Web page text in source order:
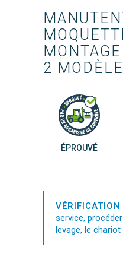
2
ÉPROUVÉ
VÉRIFICATION
service,
levage, le